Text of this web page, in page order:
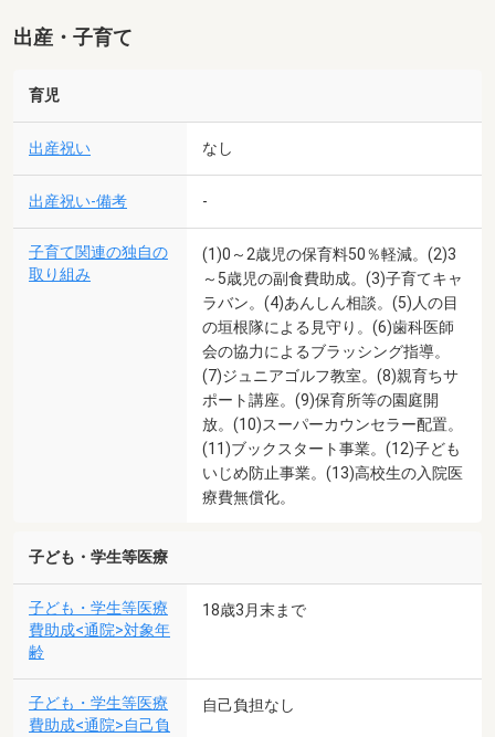
出産・子育て
育児
出産祝い なし
出産祝い-備考 -
子育て関連の独自の
取り組み
(1)0～2歳児の保育料50％軽減。(2)3
～5歳児の副食費助成。(3)子育てキャ
ラバン。(4)あんしん相談。(5)人の目
の垣根隊による見守り。(6)歯科医師
会の協力によるブラッシング指導。
(7)ジュニアゴルフ教室。(8)親育ちサ
ポート講座。(9)保育所等の園庭開
放。(10)スーパーカウンセラー配置。
(11)ブックスタート事業。(12)子ども
いじめ防止事業。(13)高校生の入院医
療費無償化。
子ども・学生等医療
子ども・学生等医療
費助成<通院>対象年
齢
18歳3月末まで
子ども・学生等医療
費助成<通院>自己負
自己負担なし